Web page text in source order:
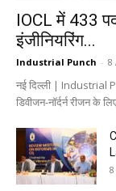
IOCL में 433
इंजीनियरिंग...
Industrial Punch - 8
नई दिल्ली | Industrial
डिवीजन-नॉर्दर्न रीजन के